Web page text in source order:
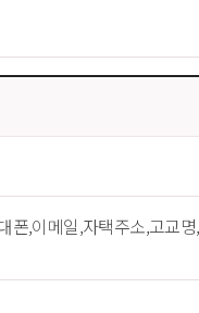
,이메일,자택주소,고교